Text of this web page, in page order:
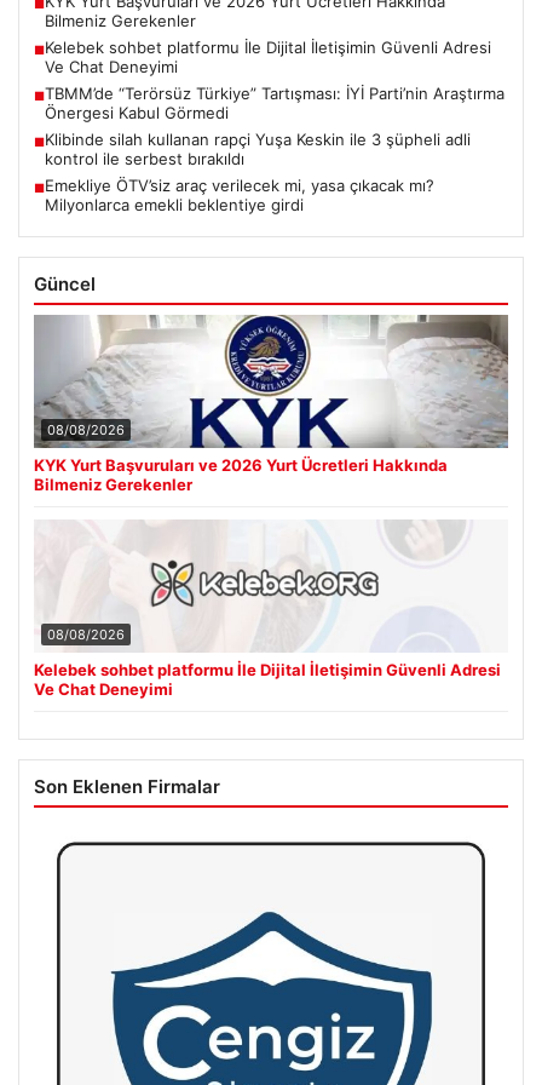
■
Bilmeniz Gerekenler
■Kelebek sohbet platformu İle Dijital İletişimin Güvenli Adresi
Ve Chat Deneyimi
■TBMM’de “Terörsüz Türkiye” Tartışması: İYİ Parti’nin Araştırma
Önergesi Kabul Görmedi
■Klibinde silah kullanan rapçi Yuşa Keskin ile 3 şüpheli adli
kontrol ile serbest bırakıldı
■Emekliye ÖTV’siz araç verilecek mi, yasa çıkacak mı?
Milyonlarca emekli beklentiye girdi
Güncel
08/08/2026
KYK Yurt Başvuruları ve 2026 Yurt Ücretleri Hakkında
Bilmeniz Gerekenler
08/08/2026
Kelebek sohbet platformu İle Dijital İletişimin Güvenli Adresi
Ve Chat Deneyimi
Son Eklenen Firmalar